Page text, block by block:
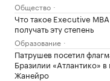
Общество
Что такое Executive
получать эту степень
Образование
Патрушев посетил
Бразилии «Атлантико»
Жанейро